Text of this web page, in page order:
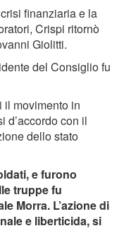
finanziaria e la
, Crispi ritornò
Giolitti.
del Consiglio fu
il movimento in
d’accordo con il
dello stato
e furono
truppe fu
Morra. L’azione di
e liberticida, si